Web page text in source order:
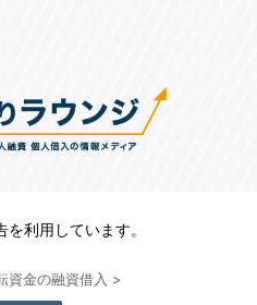
利用しています。
資金の融資借入 >